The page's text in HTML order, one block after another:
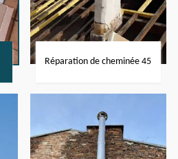
Réparation de cheminée 45